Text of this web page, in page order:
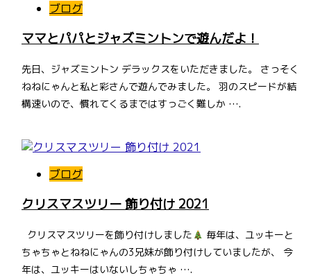
ブログ
ママとパパとジャズミントンで遊んだよ！
先日、ジャズミントン デラックスをいただきました。 さっそく
ねねにゃんと私と彩さんで遊んでみました。 羽のスピードが結
構速いので、慣れてくるまではすっごく難しか ….
ブログ
クリスマスツリー 飾り付け 2021
クリスマスツリーを飾り付けしました
毎年は、ユッキーと
ちゃちゃとねねにゃんの3兄妹が飾り付けしていましたが、 今
年は、ユッキーはいないしちゃちゃ ….